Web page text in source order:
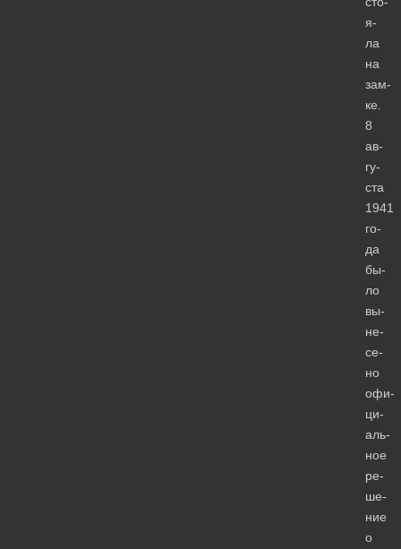
я­
ла
на
зам­
ке.
8
ав­
гу­
ста
1941
го­
да
бы­
ло
вы­
не­
се­
но
офи­
ци­
аль­
ное
ре­
ше­
ние
о